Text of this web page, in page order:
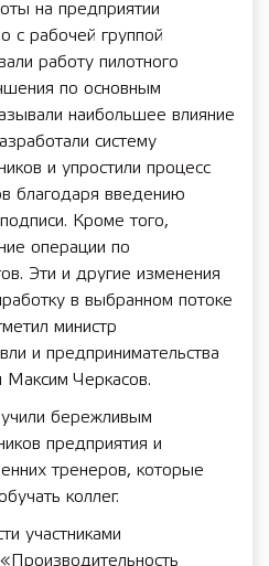
на предприятии
с рабочей группой
работу пилотного
по основным
наибольшее влияние
систему
и упростили процесс
благодаря введению
Кроме того,
операции по
Эти и другие изменения
в выбранном потоке
министр
и предпринимательства
Максим Черкасов.
бережливым
предприятия и
тренеров, которые
коллег.
участниками